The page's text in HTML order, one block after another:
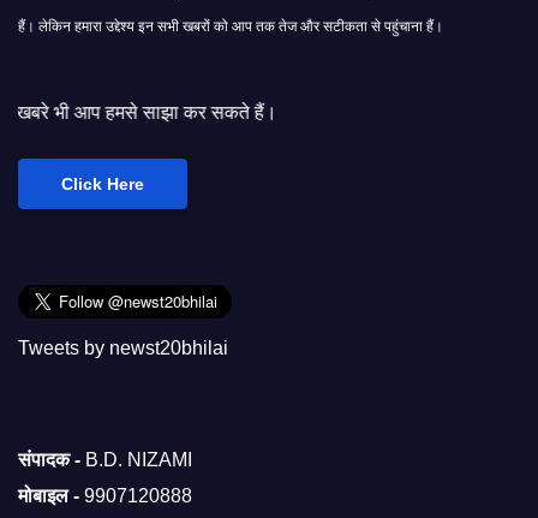
हैं। लेकिन हमारा उद्देश्य इन सभी खबरों को आप तक तेज और सटीकता से पहुंचाना हैं।
साझा कर सकते हैं।
Click Here
Tweets by newst20bhilai
संपादक - B.D. NIZAMI
मोबाइल - 9907120888